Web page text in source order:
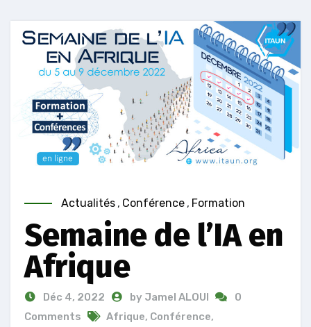
Actualités , Conférence , Formation
Semaine de l’IA en
Afrique
Déc 4, 2022 by Jamel ALOUI
0
Comments
Afrique, Conférence,